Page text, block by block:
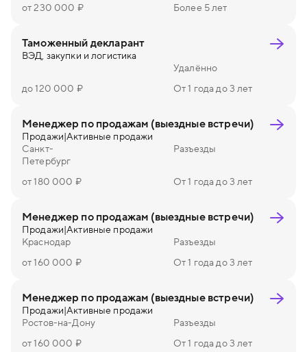
от 230 000 ₽
Более 5 лет
Таможенный декларант
ВЭД, закупки и логистика
Удалённо
до 120 000 ₽
От 1 года до 3 лет
Менеджер по продажам (выездные встречи)
Продажи|Активные продажи
Санкт-
Петербург
Разъезды
от 180 000 ₽ От 1 года до 3 лет
Менеджер по продажам (выездные встречи)
Продажи|Активные продажи
Краснодар
Разъезды
от 160 000 ₽
От 1 года до 3 лет
Менеджер по продажам (выездные встречи)
Продажи|Активные продажи
Ростов-на-Дону
Разъезды
от 160 000 ₽
От 1 года до 3 лет